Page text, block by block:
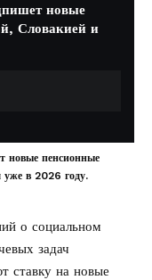
новые
Словакией и
новые пенсионные
уже в 2026 году.
о социальном
задач
ставку на новые